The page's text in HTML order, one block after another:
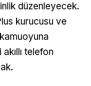
düzenleyecek.
kurucusu ve
telefon